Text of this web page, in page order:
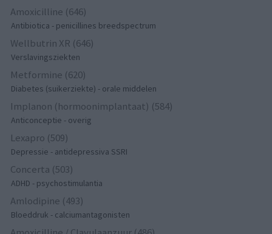
Amoxicilline (646)
Antibiotica - penicillines breedspectrum
Wellbutrin XR (646)
Verslavingsziekten
Metformine (620)
Diabetes (suikerziekte) - orale middelen
Implanon (hormoonimplantaat) (584)
Anticonceptie - overig
Lexapro (509)
Depressie - antidepressiva SSRI
Concerta (503)
ADHD - psychostimulantia
Amlodipine (493)
Bloeddruk - calciumantagonisten